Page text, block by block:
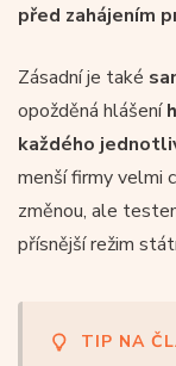
před zahájením
Zásadní je také
opožděná hlášení
každého
menší firmy velmi
změnou, ale
přísnější režim
TIP NA